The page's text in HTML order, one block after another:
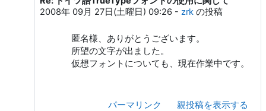
2008年 09月 27日(土曜日) 09:26- zrkの投稿
匿名様、ありがとうございます。
所望の文字が出ました。
仮想フォントについても、現在作業中です。
パーマリンク
親投稿を表示する